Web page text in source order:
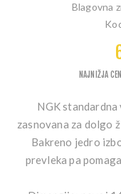
Blagovna
NAJNIŽJA
NGK
zasnovana za dolgo
Bakreno jedro
prevleka pa